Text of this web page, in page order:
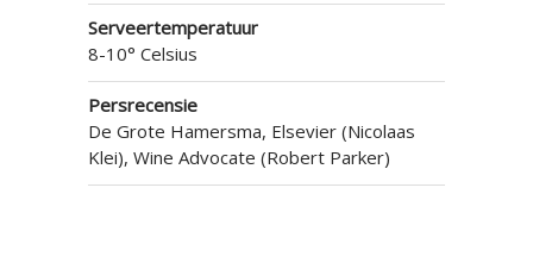
Serveertemperatuur
8-10° Celsius
Persrecensie
De Grote Hamersma, Elsevier (Nicolaas
Klei), Wine Advocate (Robert Parker)